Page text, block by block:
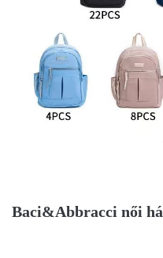
Baci&Abbracci női